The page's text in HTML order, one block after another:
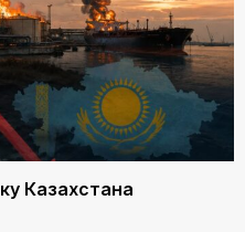
Казахстана